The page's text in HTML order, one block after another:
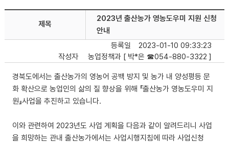
제목
2023년 출산농가 영농도우미 지원 신청
안내
등록일
2023-01-10 09:33:23
작성자
농업정책과 [ 박*은 ☎054-880-3322 ]
경북도에서는 출산농가의 영농어 공백 방지 및 농가 내 양성평등 문
화 확산으로 농업인의 삶의 질 향상을 위해 『출산농가 영농도우미 지
원』사업을 추진하고 있습니다.
이와 관련하여 2023년도 사업 계획을 다음과 같이 알려드리니 사업
을 희망하는 관내 출산농가에서는 사업시행지침에 따라 사업신청